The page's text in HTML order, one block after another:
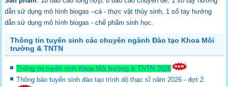
dẫn sử dụng mô hình biogas –cá - thực vật thủy sinh, 1 sổ tay hướng
dẫn sử dụng mô hình biogas - chế phẩm sinh học.
Thông tin tuyển sinh các chuyên ngành Đào tạo Khoa Môi
trường & TNTN
Thông tin tuyển sinh Khoa Môi trường & TNTN 2026
Thông báo tuyển sinh đào tạo trình dộ thạc sĩ năm 2026 - đợt 2.